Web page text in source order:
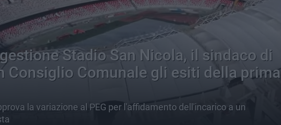
Stadio San Nicola, il sindaco di
Consiglio Comunale gli esiti della prima
la variazione al PEG per l'affidamento dell'incarico a un